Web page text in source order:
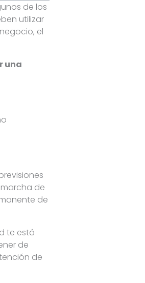
de los
utilizar
el
una
de
de
te está
de
de